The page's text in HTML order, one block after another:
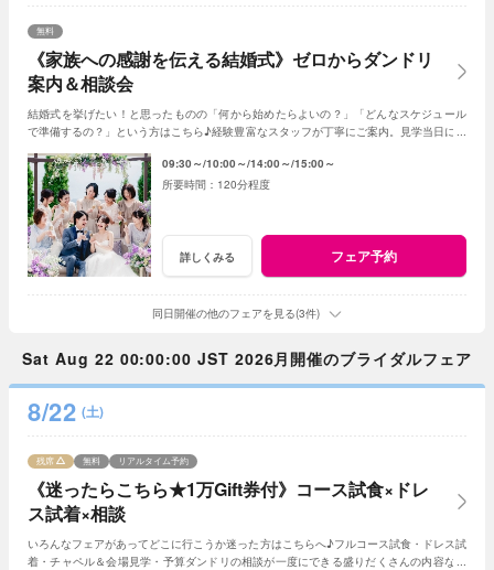
《家族への感謝を伝える結婚式》ゼロからダンドリ
案内＆相談会
無料
結婚式を挙げたい！と思ったものの「何から始めたらよいの？」「どんなスケジュール
で準備するの？」という方はこちら♪経験豊富なスタッフが丁寧にご案内。見学当日に契
09:30～ 10:00～ 14:00～ 15:00～
120分程度
詳しくみる フェア予約
同日開催の他のフェアを見る(3件)
Sat Aug 22 00:00:00 JST 2026月開催のブライダルフェア
8/22 (土)
《迷ったらこちら★1万Gift券付》コース試食×ドレ
ス試着×相談
残席 無料 リアルタイム予約
いろんなフェアがあってどこに行こうか迷った方はこちらへ♪フルコース試食・ドレス試
着・チャペル＆会場見学・予算ダンドリの相談が一度にできる盛りだくさんの内容なの